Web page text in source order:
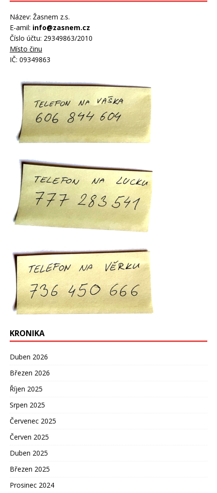
Název: Žasnem z.s.
E-amil: info@zasnem.cz
Číslo účtu: 29349863/2010
Místo činu
IČ: 09349863
KRONIKA
Duben 2026
Březen 2026
Říjen 2025
Srpen 2025
Červenec 2025
Červen 2025
Duben 2025
Březen 2025
Prosinec 2024